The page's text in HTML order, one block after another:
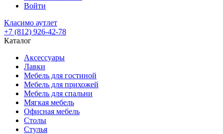
Войти
Класимо аутлет
+7 (812) 926-42-78
Каталог
Аксессуары
Лавки
Мебель для гостиной
Мебель для прихожей
Мебель для спальни
Мягкая мебель
Офисная мебель
Столы
Стулья